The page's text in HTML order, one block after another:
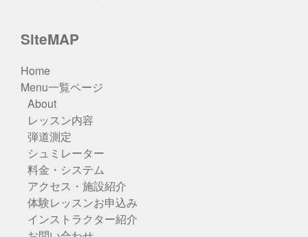
SiteMAP
Home
Menu一覧ページ
About
レッスン内容
弾道測定
シュミレーター
料金・システム
アクセス・施設紹介
体験レッスンお申込み
インストラクター紹介